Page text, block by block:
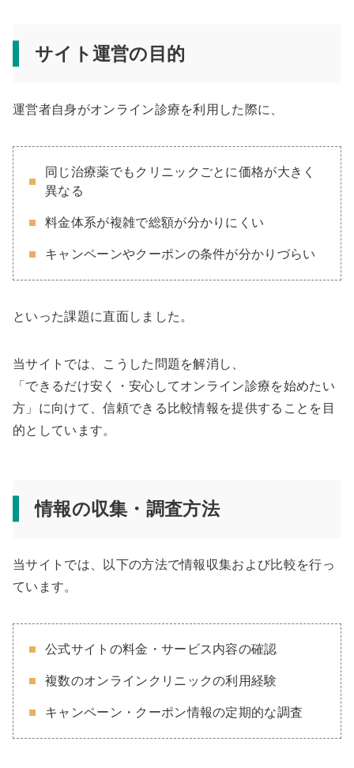
サイト運営の目的
運営者自身がオンライン診療を利用した際に、
同じ治療薬でもクリニックごとに価格が大きく
異なる
料金体系が複雑で総額が分かりにくい
キャンペーンやクーポンの条件が分かりづらい
といった課題に直面しました。
当サイトでは、こうした問題を解消し、
「できるだけ安く・安心してオンライン診療を始めたい
方」に向けて、信頼できる比較情報を提供することを目
的としています。
情報の収集・調査方法
当サイトでは、以下の方法で情報収集および比較を行っ
ています。
公式サイトの料金・サービス内容の確認
複数のオンラインクリニックの利用経験
キャンペーン・クーポン情報の定期的な調査